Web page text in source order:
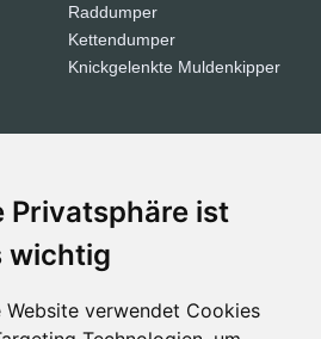
Privatsphäre ist
wichtig
Website verwendet Cookies
Raddumper
Kettendumper
Knickgelenkte Muldenkipper
Walzen
Tandemwalzen
Stampfer
Dozer